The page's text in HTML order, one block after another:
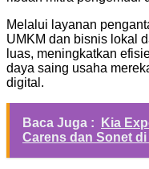
Melalui layanan
UMKM dan bisnis lokal
luas, meningkatkan
daya saing usaha
digital.
Baca Juga :
Kia
Carens dan Sonet